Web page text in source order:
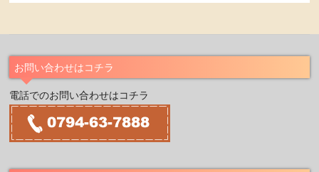
お問い合わせはコチラ
電話でのお問い合わせはコチラ